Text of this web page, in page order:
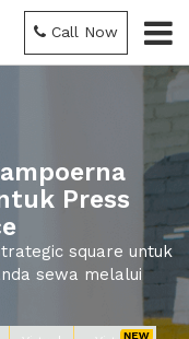
Call Now
Press
square untuk
sewa melalui